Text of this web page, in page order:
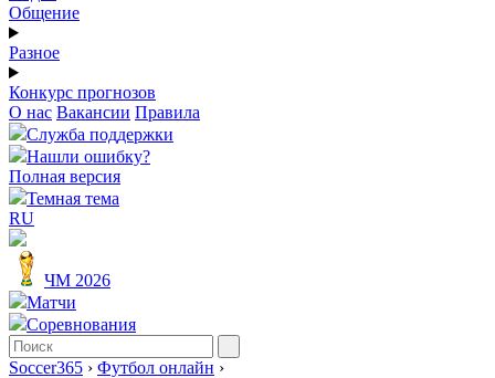
Общение
Разное
Конкурс прогнозов
О нас Вакансии Правила
Служба поддержки
Нашли ошибку?
Полная версия
Темная тема
RU
ЧМ 2026
Матчи
Соревнования
Soccer365 › Футбол онлайн ›